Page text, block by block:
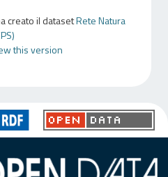
creato il datasetRete Natura
this version